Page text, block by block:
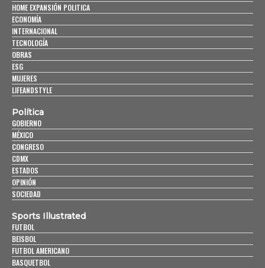
HOME EXPANSIÓN POLITICA
ECONOMÍA
INTERNACIONAL
TECNOLOGÍA
OBRAS
ESG
MUJERES
LIFEANDSTYLE
Política
GOBIERNO
MÉXICO
CONGRESO
CDMX
ESTADOS
OPINIÓN
SOCIEDAD
Sports Illustrated
FUTBOL
BEISBOL
FUTBOL AMERICANO
BASQUETBOL